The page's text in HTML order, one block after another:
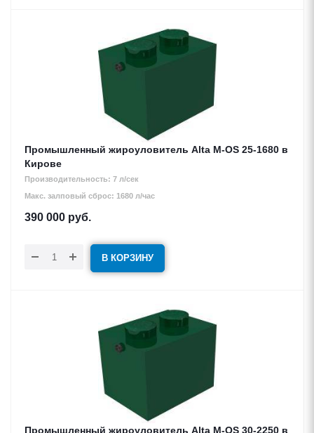
Промышленный жироуловитель Alta М-OS 25-1680 в
Кирове
Производительность: 7 л/сек
Макс. залповый сброс: 1680 л/час
390 000 руб.
В КОРЗИНУ
Промышленный жироуловитель Alta М-OS 30-2250 в